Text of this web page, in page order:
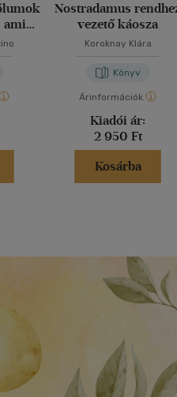
ami
Nostradamus
vezető káosza
Koroknay Klára
Könyv
Árinformációk
Kiadói ár:
2 950 Ft
Kosárba